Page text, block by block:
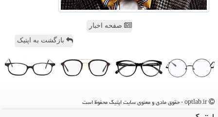
صفحه اخبار
بازگشت به اپتیک